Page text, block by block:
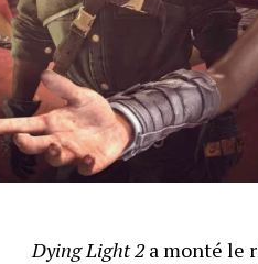
Dying Light 2a monté le